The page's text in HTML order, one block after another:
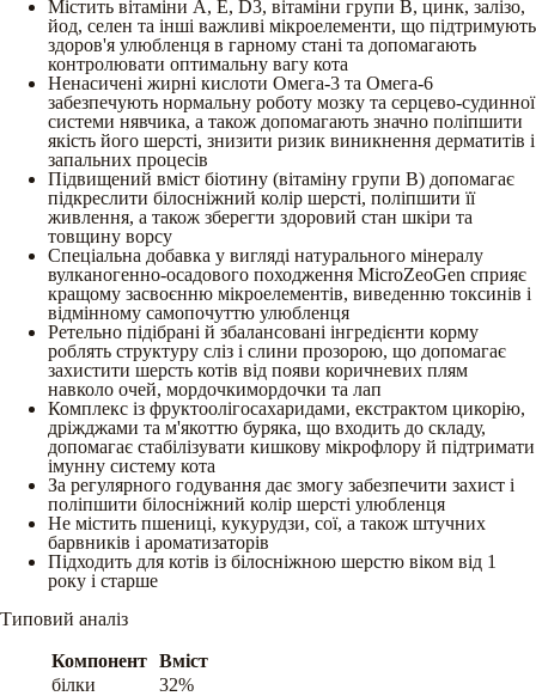
Містить вітаміни А, Е, D3, вітаміни групи В, цинк, залізо,
йод, селен та інші важливі мікроелементи, що підтримують
здоров'я улюбленця в гарному стані та допомагають
контролювати оптимальну вагу кота
Ненасичені жирні кислоти Омега-3 та Омега-6
забезпечують нормальну роботу мозку та серцево-судинної
системи нявчика, а також допомагають значно поліпшити
якість його шерсті, знизити ризик виникнення дерматитів і
запальних процесів
Підвищений вміст біотину (вітаміну групи В) допомагає
підкреслити білосніжний колір шерсті, поліпшити її
живлення, а також зберегти здоровий стан шкіри та
товщину ворсу
Спеціальна добавка у вигляді натурального мінералу
вулканогенно-осадового походження MicroZeoGen сприяє
кращому засвоєнню мікроелементів, виведенню токсинів і
відмінному самопочуттю улюбленця
Ретельно підібрані й збалансовані інгредієнти корму
роблять структуру сліз і слини прозорою, що допомагає
захистити шерсть котів від появи коричневих плям
навколо очей, мордочкимордочки та лап
Комплекс із фруктоолігосахаридами, екстрактом цикорію,
дріжджами та м'якоттю буряка, що входить до складу,
допомагає стабілізувати кишкову мікрофлору й підтримати
імунну систему кота
За регулярного годування дає змогу забезпечити захист і
поліпшити білосніжний колір шерсті улюбленця
Не містить пшениці, кукурудзи, сої, а також штучних
барвників і ароматизаторів
Підходить для котів із білосніжною шерстю віком від 1
року і старше
Типовий аналіз
Компонент Вміст
білки
32%